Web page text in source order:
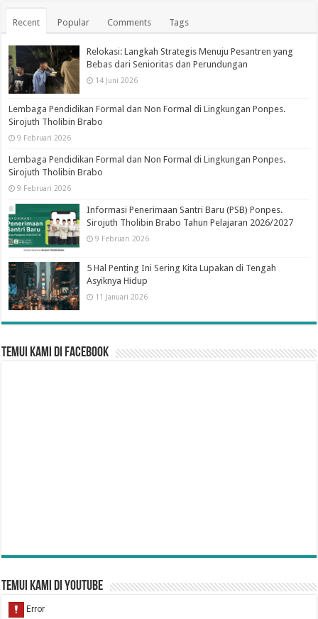
Recent Popular Comments Tags
Relokasi: Langkah Strategis Menuju Pesantren yang
Bebas dari Senioritas dan Perundungan
14 Juni 2026
Lembaga Pendidikan Formal dan Non Formal di Lingkungan Ponpes.
Sirojuth Tholibin Brabo
9 Februari 2026
Lembaga Pendidikan Formal dan Non Formal di Lingkungan Ponpes.
Sirojuth Tholibin Brabo
9 Februari 2026
Informasi Penerimaan Santri Baru (PSB) Ponpes.
Sirojuth Tholibin Brabo Tahun Pelajaran 2026/2027
9 Februari 2026
5 Hal Penting Ini Sering Kita Lupakan di Tengah
Asyiknya Hidup
11 Januari 2026
Temui Kami di Facebook
Temui Kami di YouTube